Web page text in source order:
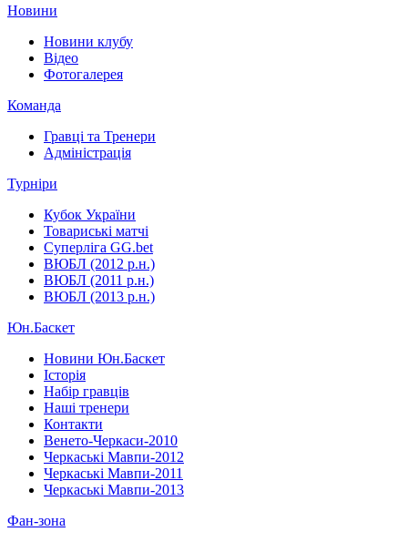
Новини
Новини клубу
Відео
Фотогалерея
Команда
Гравці та Тренери
Адміністрація
Турніри
Кубок України
Товариські матчі
Суперліга GG.bet
ВЮБЛ (2012 р.н.)
ВЮБЛ (2011 р.н.)
ВЮБЛ (2013 р.н.)
Юн.Баскет
Новини Юн.Баскет
Історія
Набір гравців
Наші тренери
Контакти
Венето-Черкаси-2010
Черкаські Мавпи-2012
Черкаські Мавпи-2011
Черкаські Мавпи-2013
Фан-зона